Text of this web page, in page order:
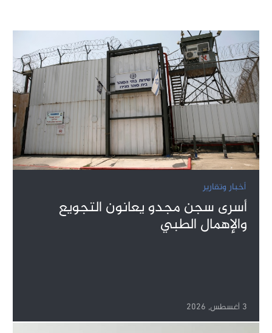
أخبار وتقارير
أسرى سجن مجدو يعانون التجويع
والإهمال الطبي
3 أغسطس, 2026